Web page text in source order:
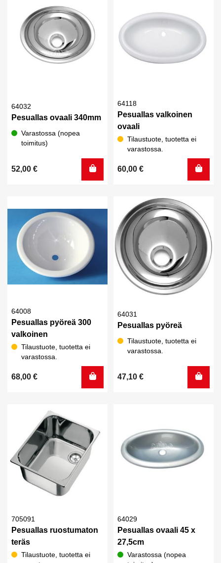
64032
Pesuallas ovaali 340mm
Varastossa (nopea
toimitus)
52,00 €
64118
Pesuallas valkoinen
ovaali
Tilaustuote, tuotetta ei
varastossa.
60,00 €
64008
Pesuallas pyöreä 300
valkoinen
Tilaustuote, tuotetta ei
varastossa.
68,00 €
64031
Pesuallas pyöreä
Tilaustuote, tuotetta ei
varastossa.
47,10 €
705091
Pesuallas ruostumaton
teräs
Tilaustuote, tuotetta ei
64029
Pesuallas ovaali 45 x
27,5cm
Varastossa (nopea